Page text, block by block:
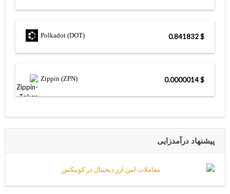
Polkadot (DOT) $ 0.841832
Zippin (ZPN) $ 0.0000014
پیشنهاد درآمدزایی